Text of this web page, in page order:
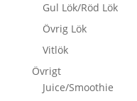
Gul Lök/Röd Lök
Övrig Lök
Vitlök
Övrigt
Juice/Smoothie